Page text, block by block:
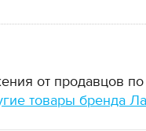
от продавцов по
товары бренда